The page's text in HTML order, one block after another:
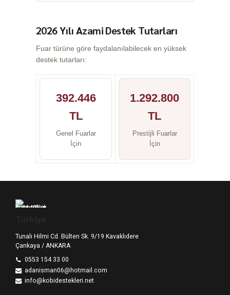
2026 Yılı Azami Destek Tutarları
Fuar türüne göre faydalanılabilecek en yüksek
destek tutarları:
392.446
TL
Genel Fuarlar
İçin
1.292.800
TL
Prestijli Fuarlar
İçin
Tunalı Hilmi Cd. Bülten Sk. 9/19 Kavaklıdere
Çankaya / ANKARA
0553 154 33 00
adanisman06@hotmail.com
info@kobidestekleri.net